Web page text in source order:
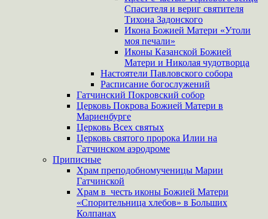
Спасителя и вериг святителя
Тихона Задонского
Икона Божией Матери «Утоли
моя печали»
Иконы Казанской Божией
Матери и Николая чудотворца
Настоятели Павловского собора
Расписание богослужений
Гатчинский Покровский собор
Церковь Покрова Божией Матери в
Мариенбурге
Церковь Всех святых
Церковь святого пророка Илии на
Гатчинском аэродроме
Приписные
Храм преподобномученицы Марии
Гатчинской
Храм в честь иконы Божией Матери
«Спорительница хлебов» в Больших
Колпанах